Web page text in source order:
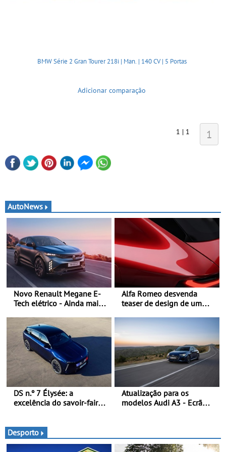
BMW Série 2 Gran Tourer 218i | Man. | 140 CV | 5 Portas
Adicionar comparação
1 | 1 1
AutoNews
Novo Renault Megane E-
Tech elétrico - Ainda mais
e tecnologia
Alfa Romeo desvenda
teaser de design de um
C - Apresentado
oficialmente no quarto
trimestre de 2027
DS n.º 7 Élysée: a
excelência do savoir-faire
Francesa
Atualização para os
modelos Audi A3 - Ecrã
assistente de marcha-atrás
Desporto